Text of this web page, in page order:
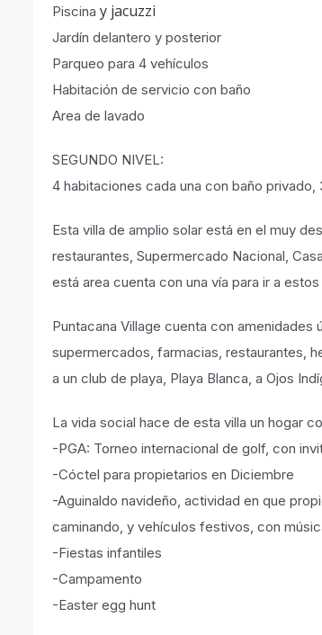
Piscina y jacuzzi
Jardín delantero y posterior
Parqueo para 4 vehículos
Habitación de servicio con baño
Area de lavado
SEGUNDO NIVEL:
4 habitaciones cada una con baño
Esta villa de amplio solar está en el muy
restaurantes, Supermercado Nacional,
está area cuenta con una vía para ir a
Puntacana Village cuenta con
supermercados, farmacias, restaurantes,
a un club de playa, Playa Blanca, a Ojos
La vida social hace de esta villa un hogar
-PGA: Torneo internacional de golf, con
-Cóctel para propietarios en Diciembre
-Aguinaldo navideño, actividad en que
caminando, y vehículos festivos, con
-Fiestas infantiles
-Campamento
-Easter egg hunt